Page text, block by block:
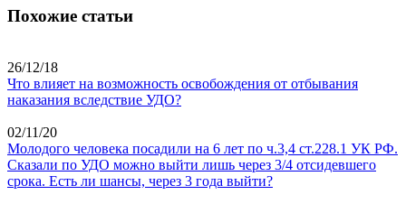
Похожие статьи
26/12/18
Что влияет на возможность освобождения от отбывания
наказания вследствие УДО?
02/11/20
Молодого человека посадили на 6 лет по ч.3,4 ст.228.1 УК РФ.
Сказали по УДО можно выйти лишь через 3/4 отсидевшего
срока. Есть ли шансы, через 3 года выйти?